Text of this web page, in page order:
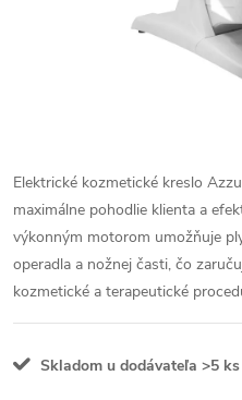
Elektrické kozmetické kreslo
maximálne pohodlie klienta a
výkonným motorom umožňuje
operadla a nožnej časti, čo
kozmetické a terapeutické
Skladom u dodávateľa >5 ks